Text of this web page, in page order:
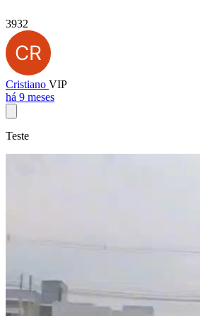
3932
Cristiano VIP
há 9 meses
Teste